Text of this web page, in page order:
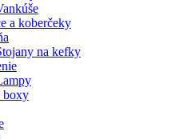
a koberčeky
na kefky
boxy